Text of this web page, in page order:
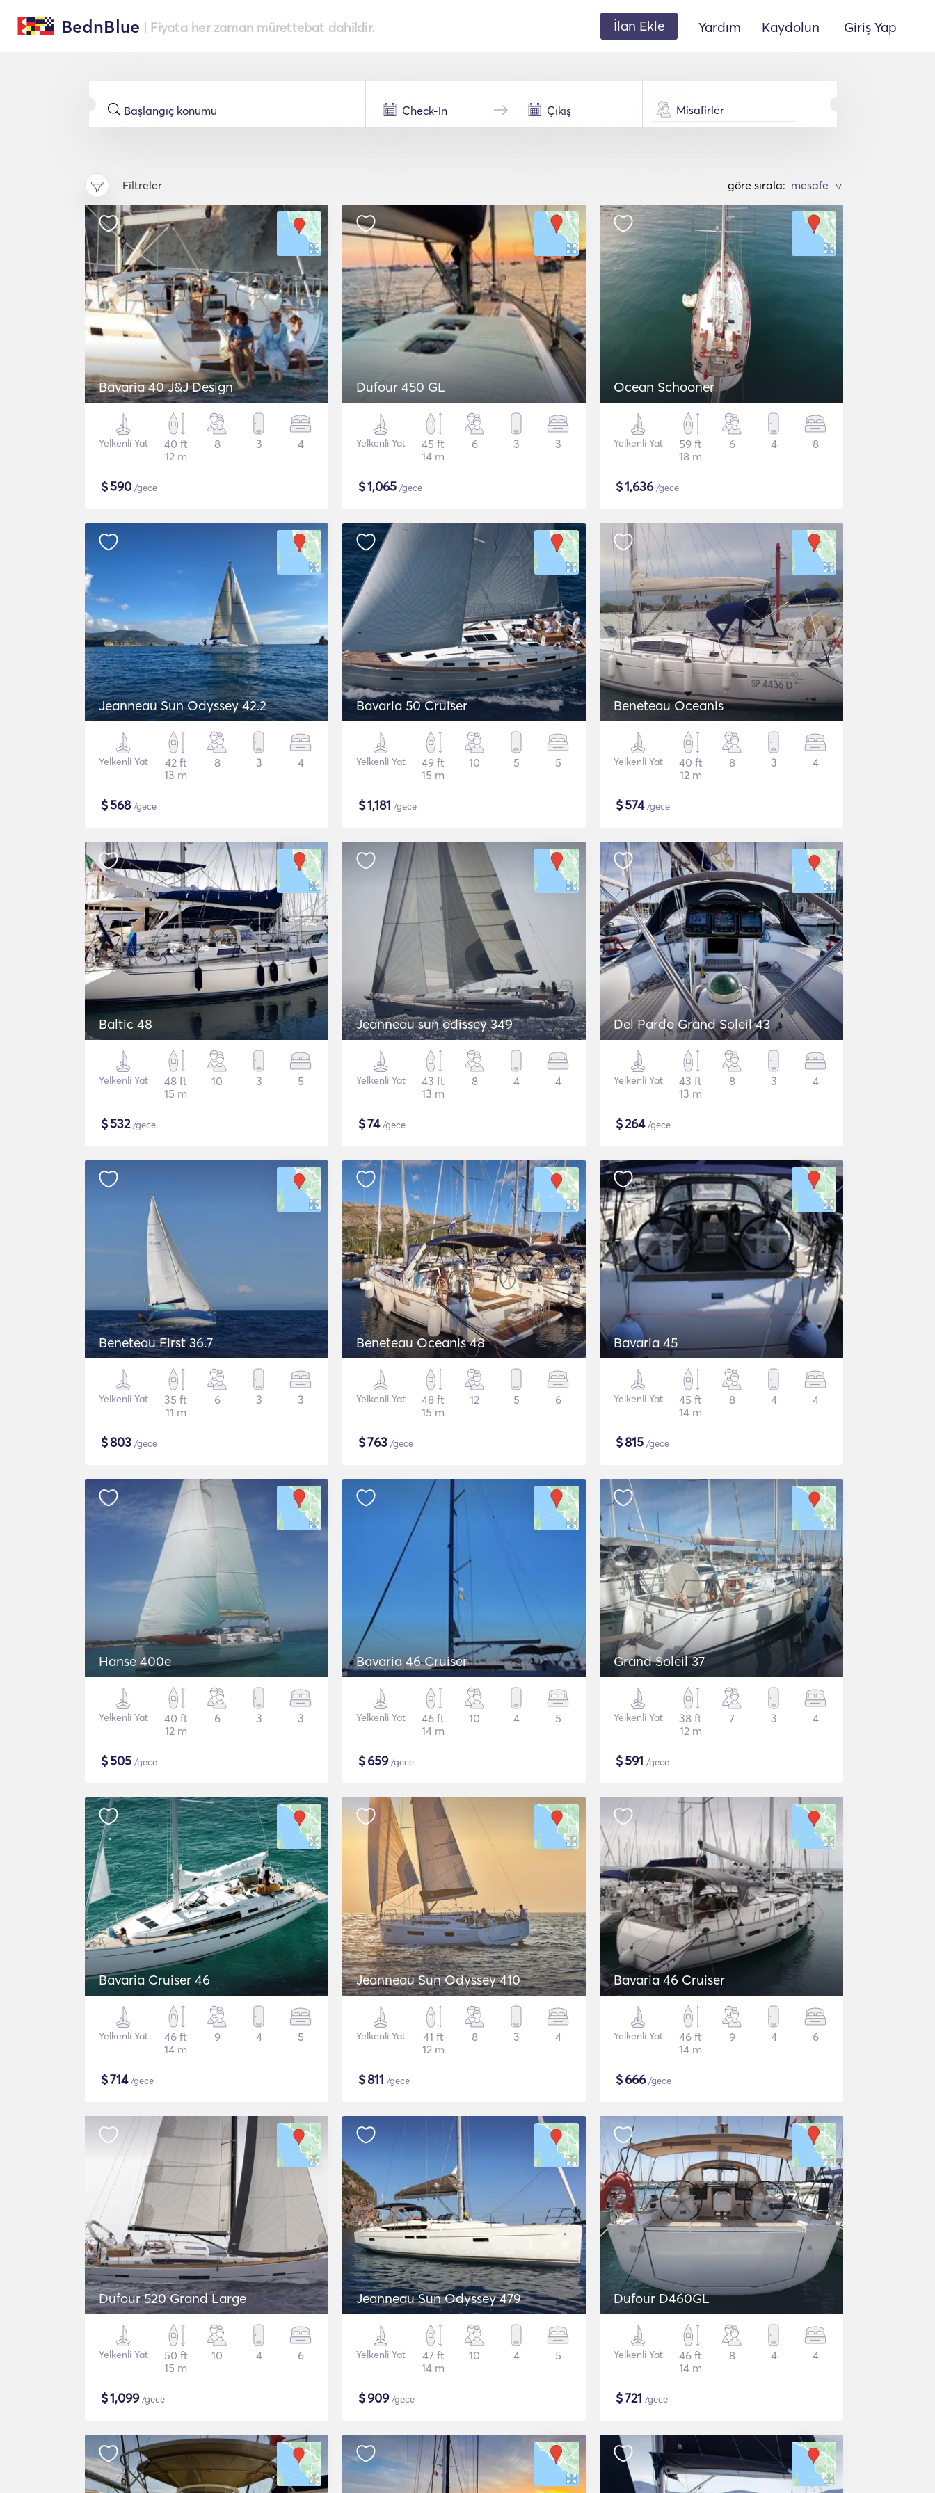
BednBlue | Fiyata her zaman mürettebat dahildir. İlan Ekle Yardım Kaydolun Giriş Yap
Misafirler
Filtreler göre sırala: >
Bavaria 40 J&J Design
Yelkenli Yat
40 ft
12 m
8 3 4
$590 /gece
Dufour 450 GL
Yelkenli Yat
45 ft
14 m
6 3 3
$1,065 /gece
Ocean Schooner
Yelkenli Yat
59 ft
18 m
6 4 8
$1,636/gece
Jeanneau Sun Odyssey 42.2
Yelkenli Yat
42 ft
13 m
8 3 4
$568/gece
Bavaria 50 Cruiser
Yelkenli Yat
49 ft
15 m
10 5 5
$1,181 /gece
Beneteau Oceanis
Yelkenli Yat
40 ft
12 m
8 3 4
$574/gece
Baltic 48
Yelkenli Yat
48 ft
15 m
10 3 5
$532/gece
Jeanneau sun odissey 349
Yelkenli Yat
43 ft
13 m
8 4 4
$74/gece
Del Pardo Grand Soleil 43
Yelkenli Yat
43 ft
13 m
8 3 4
$264/gece
Beneteau First 36.7
Yelkenli Yat
35 ft
11 m
6 3 3
$803 /gece
Beneteau Oceanis 48
Yelkenli Yat
48 ft
15 m
12 5 6
$763 /gece
Bavaria 45
Yelkenli Yat
45 ft
14 m
8 4 4
$815 /gece
Hanse 400e
Yelkenli Yat
40 ft
12 m
6 3 3
$505 /gece
Bavaria 46 Cruiser
Yelkenli Yat
46 ft
14 m
10 4 5
$659/gece
Grand Soleil 37
Yelkenli Yat
38 ft
12 m
7 3 4
$591 /gece
Bavaria Cruiser 46
Yelkenli Yat
46 ft
14 m
9 4 5
$714/gece
Jeanneau Sun Odyssey 410
Yelkenli Yat
41 ft
12 m
8 3 4
$811 /gece
Bavaria 46 Cruiser
Yelkenli Yat
46 ft
14 m
9 4 6
$666/gece
Dufour 520 Grand Large
Yelkenli Yat
50 ft
15 m
10 4 6
$1,099/gece
Jeanneau Sun Odyssey 479
Yelkenli Yat
47 ft
14 m
10 4 5
$909/gece
Dufour D460GL
Yelkenli Yat
46 ft
14 m
8 4 4
$721 /gece